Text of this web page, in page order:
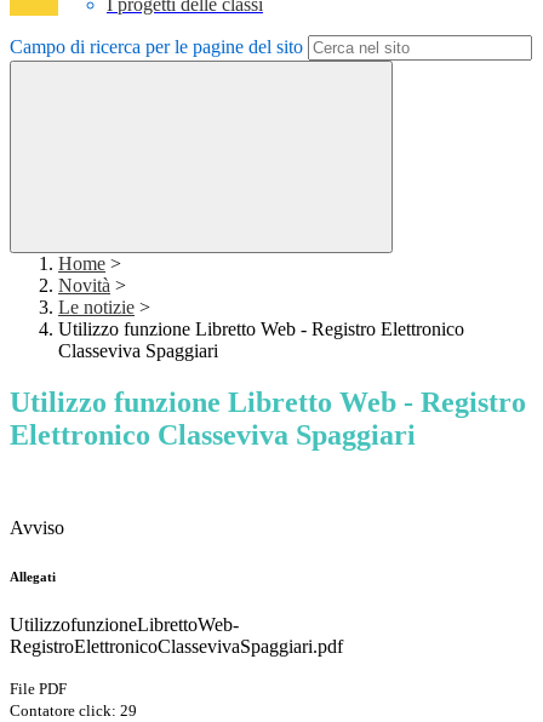
I progetti delle classi
Campo di ricerca per le pagine del sito
Home >
Novità >
Le notizie >
Utilizzo funzione Libretto Web - Registro Elettronico
Classeviva Spaggiari
Utilizzo funzione Libretto Web - Registro
Elettronico Classeviva Spaggiari
Avviso
Allegati
UtilizzofunzioneLibrettoWeb-
RegistroElettronicoClassevivaSpaggiari.pdf
File PDF
Contatore click: 29